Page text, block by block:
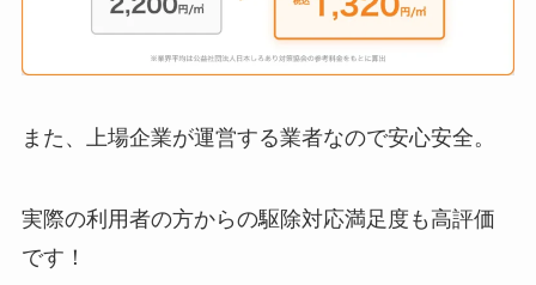
また、上場企業が運営する業者なので安心安全。
実際の利用者の方からの駆除対応満足度も高評価
です！